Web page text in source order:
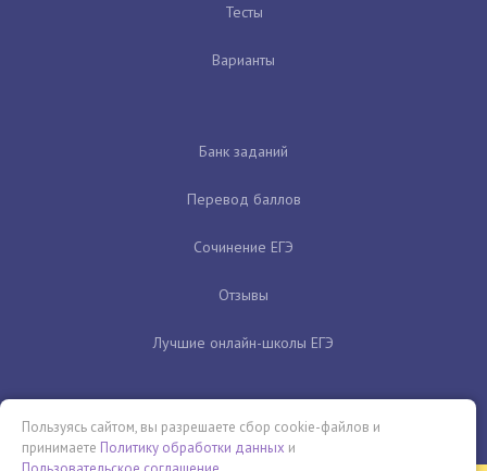
Тесты
Варианты
Банк заданий
Перевод баллов
Сочинение ЕГЭ
Отзывы
Лучшие онлайн-школы ЕГЭ
Пользуясь сайтом, вы разрешаете сбор cookie-файлов и
принимаете Политику обработки данных и